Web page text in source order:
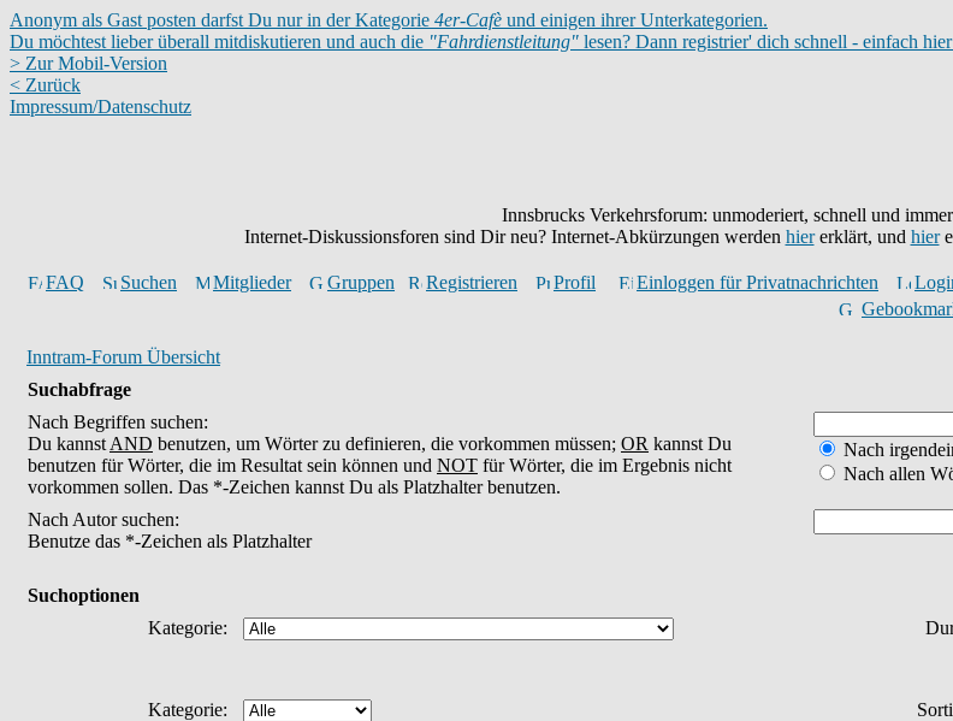
Anonym als Gast posten darfst Du nur in der Kategorie 4er-Cafè und einigen ihrer Unterkategorien.
Du möchtest lieber überall mitdiskutieren und auch die "Fahrdienstleitung" lesen? Dann registrier' dich schnell - einfach
> Zur Mobil-Version
< Zurück
Impressum/Datenschutz
Innsbrucks Verkehrsforum: unmoderiert, schnell und
Internet-Diskussionsforen sind Dir neu? Internet-Abkürzungen werden hiererklärt, und hier
FAQ Suchen Mitglieder Gruppen Registrieren Profil Einloggen für Privatnachrichten
Inntram-Forum Übersicht
Suchabfrage
Nach Begriffen suchen:
Du kannst AND benutzen, um Wörter zu definieren, die vorkommen müssen; OR kannst Du
benutzen für Wörter, die im Resultat sein können und NOT für Wörter, die im Ergebnis nicht
vorkommen sollen. Das *-Zeichen kannst Du als Platzhalter benutzen.
Nach
Nach allen
Nach Autor suchen:
Benutze das *-Zeichen als Platzhalter
Suchoptionen
Kategorie:
Kategorie: